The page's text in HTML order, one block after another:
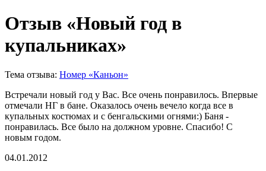
Отзыв «Новый год в
купальниках»
Тема отзыва: Номер «Каньон»
Встречали новый год у Вас. Все очень понравилось. Впервые
отмечали НГ в бане. Оказалось очень вечело когда все в
купальных костюмах и с бенгальскими огнями:) Баня -
понравилась. Все было на должном уровне. Спасибо! С
новым годом.
04.01.2012